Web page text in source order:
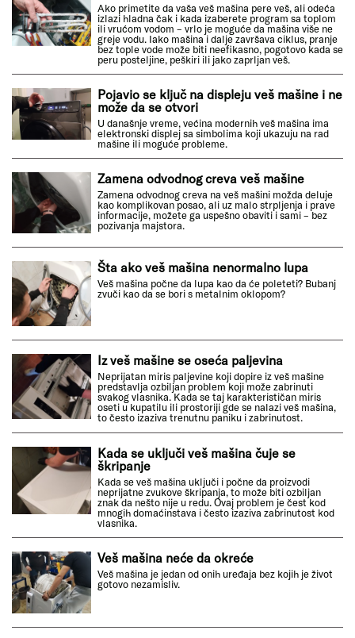
Ako primetite da vaša veš mašina pere veš, ali odeća
izlazi hladna čak i kada izaberete program sa toplom
ili vrućom vodom – vrlo je moguće da mašina više ne
greje vodu. Iako mašina i dalje završava ciklus, pranje
bez tople vode može biti neefikasno, pogotovo kada se
peru posteljine, peškiri ili jako zaprljan veš.
Pojavio se ključ na displeju veš mašine i ne
može da se otvori
U današnje vreme, većina modernih veš mašina ima
elektronski displej sa simbolima koji ukazuju na rad
mašine ili moguće probleme.
Zamena odvodnog creva veš mašine
Zamena odvodnog creva na veš mašini možda deluje
kao komplikovan posao, ali uz malo strpljenja i prave
informacije, možete ga uspešno obaviti i sami – bez
pozivanja majstora.
Šta ako veš mašina nenormalno lupa
Veš mašina počne da lupa kao da će poleteti? Bubanj
zvuči kao da se bori s metalnim oklopom?
Iz veš mašine se oseća paljevina
Neprijatan miris paljevine koji dopire iz veš mašine
predstavlja ozbiljan problem koji može zabrinuti
svakog vlasnika. Kada se taj karakterističan miris
oseti u kupatilu ili prostoriji gde se nalazi veš mašina,
to često izaziva trenutnu paniku i zabrinutost.
Kada se uključi veš mašina čuje se
škripanje
Kada se veš mašina uključi i počne da proizvodi
neprijatne zvukove škripanja, to može biti ozbiljan
znak da nešto nije u redu. Ovaj problem je čest kod
mnogih domaćinstava i često izaziva zabrinutost kod
vlasnika.
Veš mašina neće da okreće
Veš mašina je jedan od onih uređaja bez kojih je život
gotovo nezamisliv.